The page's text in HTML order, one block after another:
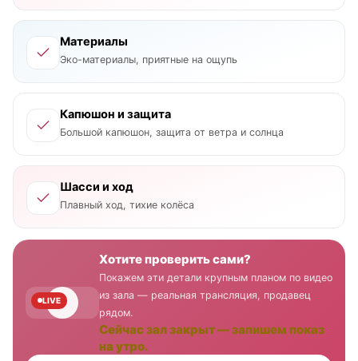
Материалы
Эко-материалы, приятные на ощупь
Капюшон и защита
Большой капюшон, защита от ветра и солнца
Шасси и ход
Плавный ход, тихие колёса
LIVE
Хотите проверить сами?
Покажем эти детали крупным планом по видео
из зала — реальная трансляция, продавец
рядом.
Сейчас зал закрыт — запишем показ
на утро.